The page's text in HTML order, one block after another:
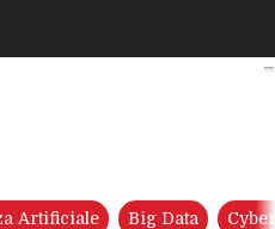
(Digital Twin of an
Artificiale Big Data